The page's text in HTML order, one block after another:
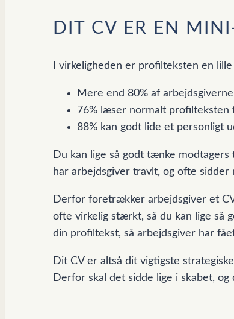
DIT CV ER EN
I virkeligheden er profilteksten en
Mere end 80% af
76% læser normalt profilteksten
88% kan godt lide et personligt
Du kan lige så godt tænke
har arbejdsgiver travlt, og ofte sidder
Derfor foretrækker arbejdsgiver et
ofte virkelig stærkt, så du kan lige så
din profiltekst, så arbejdsgiver har
Dit CV er altså dit vigtigste
Derfor skal det sidde lige i skabet,